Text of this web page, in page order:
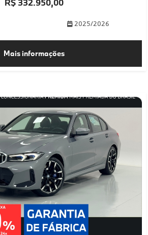
2025/2026
Mais informações